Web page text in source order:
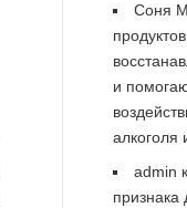
Соня
и
алкоголя
admin